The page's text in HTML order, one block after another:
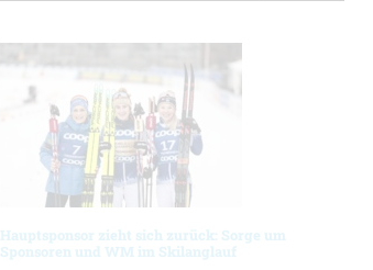
Hauptsponsor zieht sich zurück: Sorge um
Sponsoren und WM im Skilanglauf